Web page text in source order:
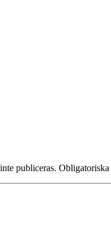
publiceras. Obligatoriska